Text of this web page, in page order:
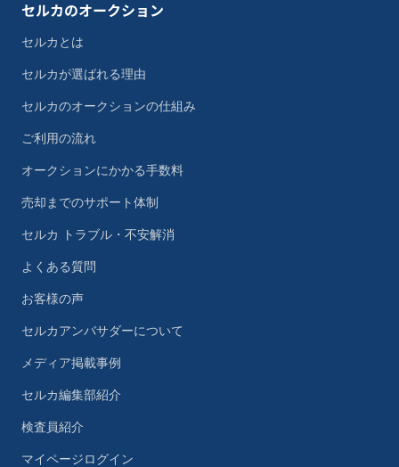
セルカのオークション
セルカとは
セルカが選ばれる理由
セルカのオークションの仕組み
ご利用の流れ
オークションにかかる手数料
売却までのサポート体制
セルカ トラブル・不安解消
よくある質問
お客様の声
セルカアンバサダーについて
メディア掲載事例
セルカ編集部紹介
検査員紹介
マイページログイン